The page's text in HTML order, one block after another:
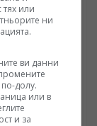
за
или
ни
ви данни
долу.
или в
и за